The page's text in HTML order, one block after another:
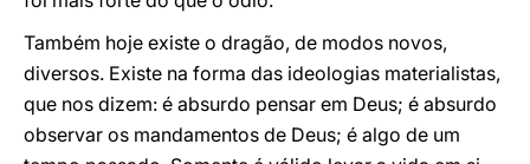
Também hoje existe o dragão, de modos novos,
diversos. Existe na forma das ideologias materialistas,
que nos dizem: é absurdo pensar em Deus; é absurdo
observar os mandamentos de Deus; é algo de um